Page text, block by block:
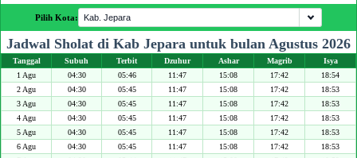
Pilih Kota:
Jadwal Sholat di Kab Jepara untuk bulan Agustus 2026
Tanggal Subuh Terbit Dzuhur Ashar Magrib
Isya
1 Agu
04:30 05:46 11:47 15:08 17:42
18:54
2 Agu
04:30 05:45 11:47 15:08 17:42
18:53
3 Agu
04:30 05:45 11:47 15:08 17:42
18:53
4 Agu
04:30 05:45 11:47 15:08 17:42
18:53
5 Agu
04:30 05:45 11:47 15:08 17:42
18:53
6 Agu
04:30 05:45 11:47 15:08 17:42
18:53